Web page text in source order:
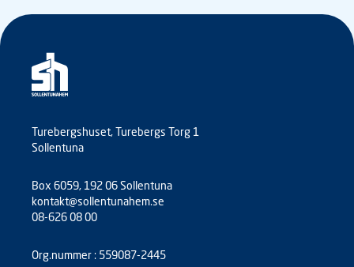
Turebergshuset, Turebergs Torg 1
Sollentuna
Box 6059, 192 06 Sollentuna
kontakt@sollentunahem.se
08-626 08 00
Org.nummer : 559087-2445